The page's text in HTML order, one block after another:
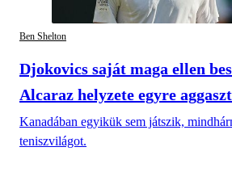
Ben Shelton
Djokovics saját maga ellen
Alcaraz helyzete egyre
Kanadában egyikük sem játszik,
teniszvilágot.